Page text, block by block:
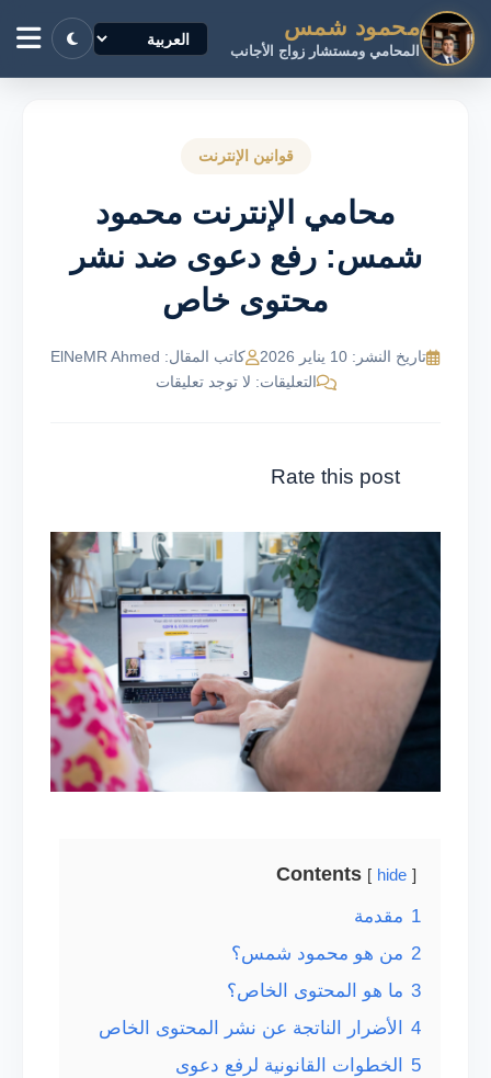
محمود شمس
المحامي ومستشار زواج الأجانب
قوانين الإنترنت
محامي الإنترنت محمود
شمس: رفع دعوى ضد نشر
محتوى خاص
تاريخ النشر: 10 يناير 2026
كاتب المقال: ElNeMR Ahmed
التعليقات: لا توجد تعليقات
Rate this post
Contents hide
1 مقدمة
2 من هو محمود شمس؟
3 ما هو المحتوى الخاص؟
4
الأضرار الناتجة عن نشر المحتوى الخاص
5
الخطوات القانونية لرفع دعوى